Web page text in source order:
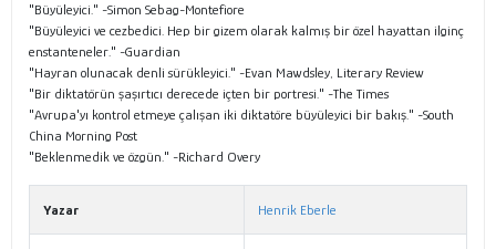
"Büyüleyici." -Simon Sebag-Montefiore
"Büyüleyici ve cezbedici. Hep bir gizem olarak kalmış bir özel hayattan ilginç
enstanteneler." -Guardian
"Hayran olunacak denli sürükleyici." -Evan Mawdsley, Literary Review
"Bir diktatörün şaşırtıcı derecede içten bir portresi." -The Times
"Avrupa'yı kontrol etmeye çalışan iki diktatöre büyüleyici bir bakış." -South
China Morning Post
"Beklenmedik ve özgün." -Richard Overy
Yazar Henrik Eberle